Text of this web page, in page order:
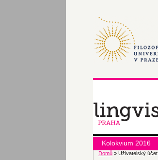
Kolokvium 2016
Domů » Uživatelský účet